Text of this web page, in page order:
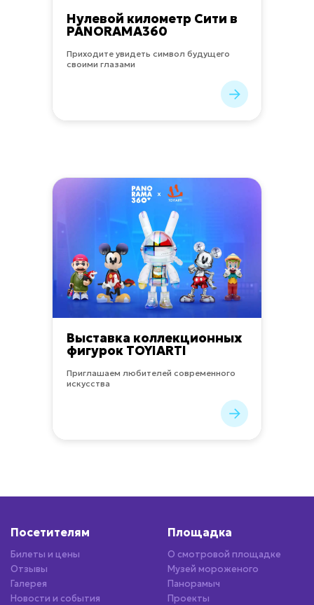
Нулевой километр Сити в
PANORAMA360
Приходите увидеть символ будущего
своими глазами
Выставка коллекционных
фигурок TOYIARTI
Приглашаем любителей современного
искусства
Посетителям
Билеты и цены
Отзывы
Галерея
Новости и события
Площадка
О смотровой площадке
Музей мороженого
Панорамыч
Проекты